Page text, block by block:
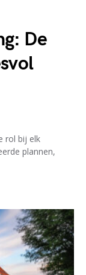
De
rol bij elk
plannen,